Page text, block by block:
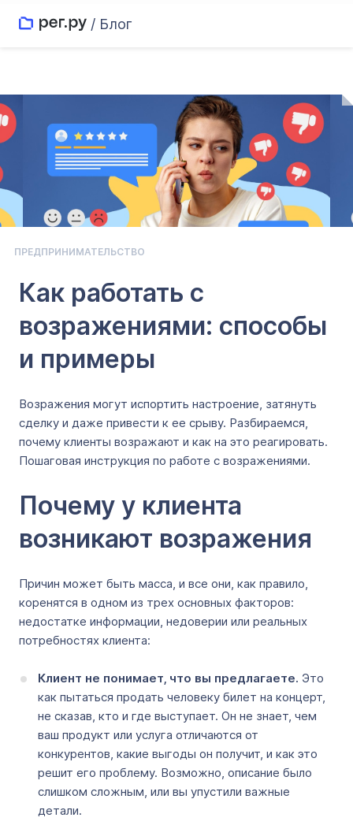
/ Блог
ПРЕДПРИНИМАТЕЛЬСТВО
Как работать с
возражениями: способы
и примеры
Возражения могут испортить настроение, затянуть
сделку и даже привести к ее срыву. Разбираемся,
почему клиенты возражают и как на это реагировать.
Пошаговая инструкция по работе с возражениями.
Почему у клиента
возникают возражения
Причин может быть масса, и все они, как правило,
коренятся в одном из трех основных факторов:
недостатке информации, недоверии или реальных
потребностях клиента:
Клиент не понимает, что вы предлагаете. Это
как пытаться продать человеку билет на концерт,
не сказав, кто и где выступает. Он не знает, чем
ваш продукт или услуга отличаются от
конкурентов, какие выгоды он получит, и как это
решит его проблему. Возможно, описание было
слишком сложным, или вы упустили важные
детали.